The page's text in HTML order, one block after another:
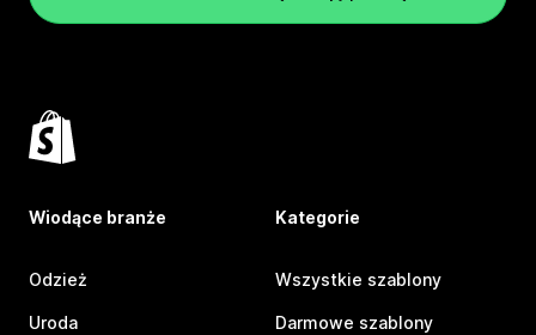
Wiodące branże
Odzież
Uroda
Kategorie
Wszystkie szablony
Darmowe szablony